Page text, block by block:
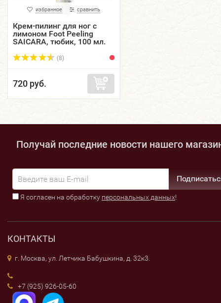
избранное сравнить
Крем-пилинг для ног с
лимоном Foot Peeling
SAICARA, тюбик, 100 мл.
(8)
720 руб.
Получай последние новости нашего
Я согласен на обработку персональных данных!
КОНТАКТЫ
г. Москва, ул. Летчика Бабушкина, д. 32к3.
+7 (925) 926-05-60